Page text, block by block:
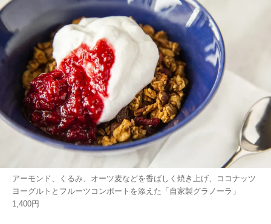
アーモンド、くるみ、オーツ麦などを香ばしく焼き上げ、ココナッツ
ヨーグルトとフルーツコンポートを添えた「自家製グラノーラ」
1,400円